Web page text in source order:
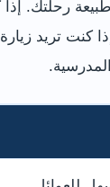
رحلتك.
كنت تريد زيارة